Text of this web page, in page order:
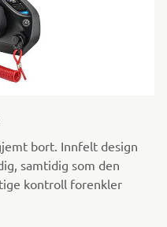
bort. Innfelt design
samtidig som den
kontroll forenkler